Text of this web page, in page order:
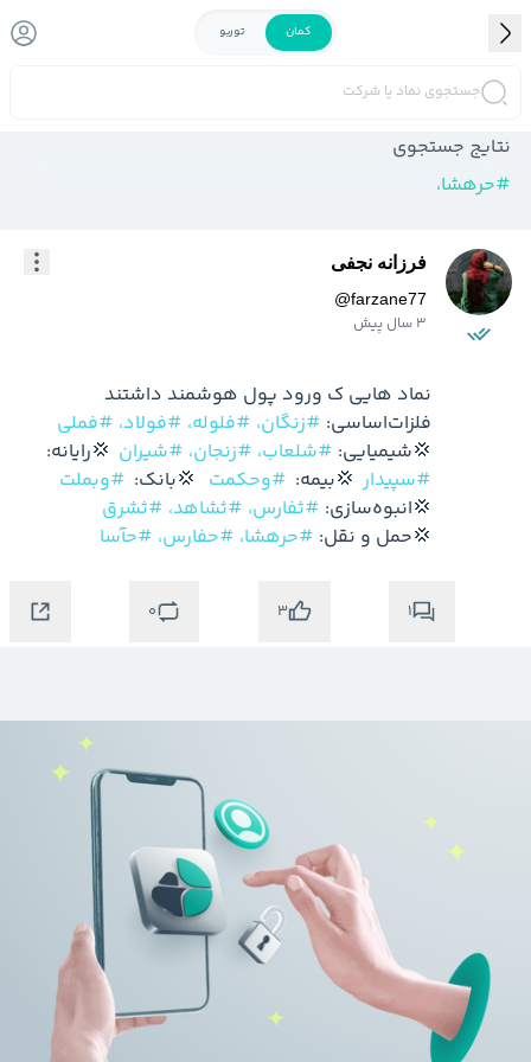
کمان توربو
جستجوی نماد یا شرکت
نتایج جستجوی
#حرهشا،
فرزانه نجفی
@farzane77
3 سال پیش
فلزات‌اساسی:
#زنگان، #فلوله، #فولاد، #فملی
💢شیمیایی: #شلعاب، #زنجان، #شیران 💢رایانه:
#سپیدار 💢بیمه: #وحکمت 💢بانک: #وبملت
💢انبوه‌سازی:
#ثفارس، #ثشاهد، #ثشرق
💢حمل و نقل: #حرهشا، #حفارس، #حآسا
1
3
0